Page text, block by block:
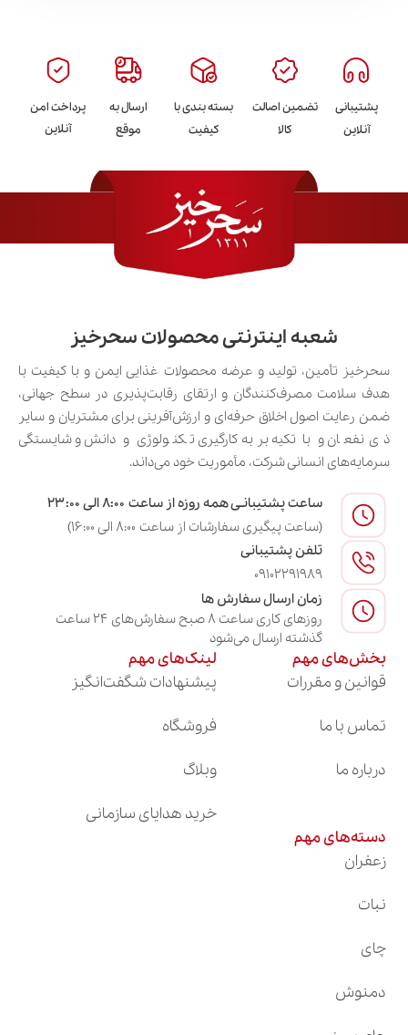
پشتیبانی
آنلاین
تضمین اصالت
کالا
بسته بندی با
کیفیت
ارسال به
موقع
پرداخت امن
آنلاین
شعبه اینترنتی محصولات سحرخیز
سحرخیز تأمین، تولید و عرضه محصولات غذایی ایمن و با کیفیت با
هدف سلامت مصرف‌کنندگان و ارتقای رقابت‌پذیری در سطح جهانی،
ضمن رعایت اصول اخلاق حرفه‌ای و ارزش‌آفرینی برای مشتریان و سایر
ذی‌نفعان و با تکیه بر به‌کارگیری تکنولوژی و دانش و شایستگی
سرمایه‌های انسانی شرکت، مأموریت خود می‌داند.
ساعت پشتیبانـی همه روزه از ساعت ۸:۰۰ الی ۲۳:۰۰
(ساعت پیگیری سفارشات از ساعت ۸:۰۰ الی ۱۶:۰۰)
تلفن پشتیبانی
09102291989
زمان ارسال سفارش ها
روزهای کاری ساعت ۸ صبح سفارش‌های ۲۴ ساعت
گذشته ارسال می‌شود
بخش‌های مهم
قوانین و مقررات
تماس با ما
درباره ما
لینک‌های مهم
پیشنهادات شگفت‌انگیز
فروشگاه
وبلاگ
خرید هدایای سازمانی
دسته‌های مهم
زعفران
نبات
چای
دمنوش